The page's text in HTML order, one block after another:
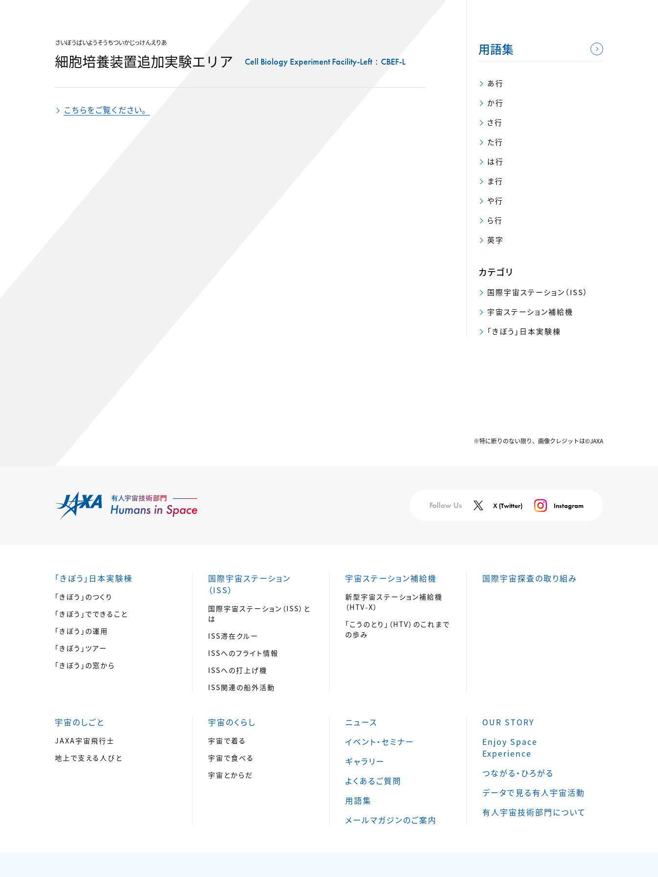
さいぼうばいようそうちついかじっけんえりあ
細胞培養装置追加実験エリア Cell Biology Experiment Facility-Left：CBEF-L
こちらをご覧ください。
用語集
あ行
か行
さ行
た行
は行
ま行
や行
ら行
英字
カテゴリ
国際宇宙ステーション（ISS）
宇宙ステーション補給機
「きぼう」日本実験棟
※特に断りのない限り、画像クレジットは©JAXA
Follow Us X (Twitter) Instagram
「きぼう」日本実験棟
「きぼう」のつくり
「きぼう」でできること
「きぼう」の運用
「きぼう」ツアー
「きぼう」の窓から
国際宇宙ステーション
（ISS）
国際宇宙ステーション（ISS）と
は
ISS滞在クルー
ISSへのフライト情報
ISSへの打上げ機
ISS関連の船外活動
宇宙ステーション補給機
新型宇宙ステーション補給機
（HTV-X）
「こうのとり」（HTV）のこれまで
の歩み
国際宇宙探査の取り組み
宇宙のしごと
JAXA宇宙飛行士
地上で支える人びと
宇宙のくらし
宇宙で着る
宇宙で食べる
宇宙とからだ
ニュース
イベント・セミナー
ギャラリー
よくあるご質問
用語集
メールマガジンのご案内
OUR STORY
Enjoy Space
Experience
つながる・ひろがる
データで見る有人宇宙活動
有人宇宙技術部門について